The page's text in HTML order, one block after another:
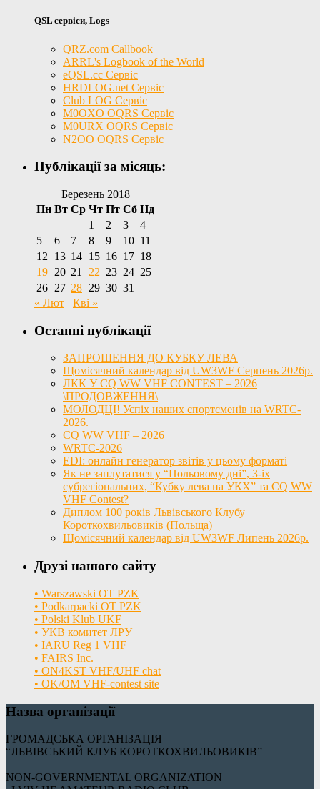
QSL сервіси, Logs
QRZ.com Callbook
ARRL's Logbook of the World
eQSL.cc Сервіс
HRDLOG.net Сервіс
Club LOG Сервіс
M0OXO OQRS Сервіс
M0URX OQRS Сервіс
N2OO OQRS Сервіс
Публікації за місяць:
Березень 2018
Пн Вт Ср Чт Пт Сб Нд
1
2 3
4
5
6 7 8 9 10 11
12
13 14 15 16 17 18
19 20 21 22 23 24 25
26 27 28 29 30 31
« Лют
Кві »
Останні публікації
ЗАПРОШЕННЯ ДО КУБКУ ЛЕВА
Щомісячний календар від UW3WF Серпень 2026р.
ЛКК У CQ WW VHF CONTEST – 2026
\ПРОДОВЖЕННЯ\
МОЛОДЦІ! Успіх наших спортсменів на WRTC-
2026.
CQ WW VHF – 2026
WRTC-2026
EDI: онлайн генератор звітів у цьому форматі
Як не заплутатися у “Польовому дні”, 3-іх
субрегіональних, “Кубку лева на УКХ” та CQ WW
VHF Contest?
Диплом 100 років Львівського Клубу
Короткохвильовиків (Польща)
Щомісячний календар від UW3WF Липень 2026р.
Друзі нашого сайту
• Warszawski OT PZK
• Podkarpacki OT PZK
• Polski Klub UKF
• УКВ комитет ЛРУ
• IARU Reg 1 VHF
• FAIRS Inc.
• ON4KST VHF/UHF chat
• OK/OM VHF-contest site
Назва організації
ГРОМАДСЬКА ОРГАНІЗАЦІЯ
“ЛЬВІВСЬКИЙ КЛУБ КОРОТКОХВИЛЬОВИКІВ”
NON-GOVERNMENTAL ORGANIZATION